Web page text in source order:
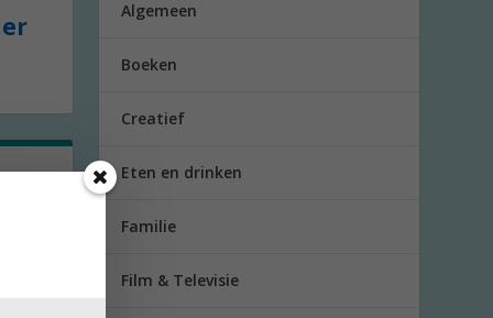
in
Algemeen
Boeken
Creatief
Eten en drinken
Familie
Film & Televisie